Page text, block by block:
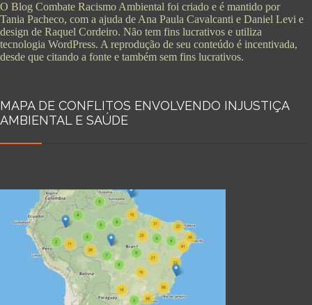
O Blog Combate Racismo Ambiental foi criado e é mantido por
Tania Pacheco, com a ajuda de Ana Paula Cavalcanti e Daniel Levi e
design de Raquel Cordeiro. Não tem fins lucrativos e utiliza
tecnologia WordPress. A reprodução de seu conteúdo é incentivada,
desde que citando a fonte e também sem fins lucrativos.
MAPA DE CONFLITOS ENVOLVENDO INJUSTIÇA
AMBIENTAL E SAÚDE